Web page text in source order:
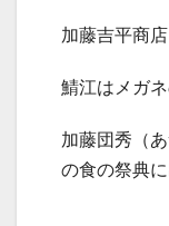
加藤吉平商
鯖江はメガ
加藤団秀（
の食の祭典